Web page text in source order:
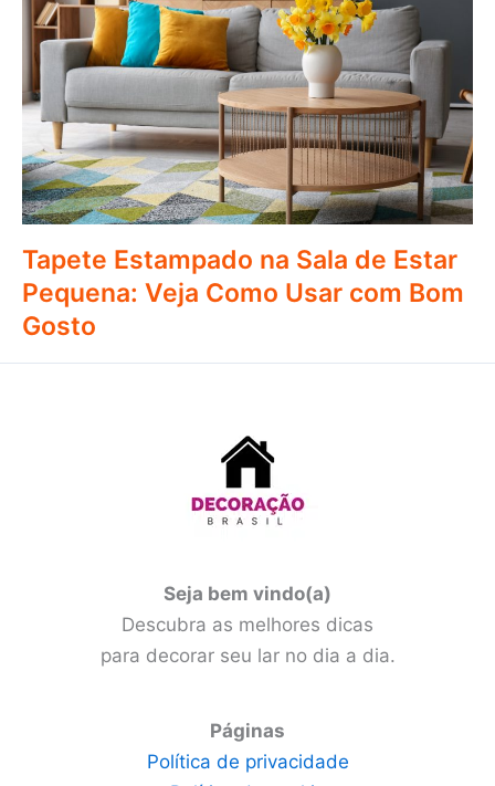
Tapete Estampado na Sala de Estar
Pequena: Veja Como Usar com Bom
Gosto
Seja bem vindo(a)
Descubra as melhores dicas
para decorar seu lar no dia a dia.
Páginas
Política de privacidade